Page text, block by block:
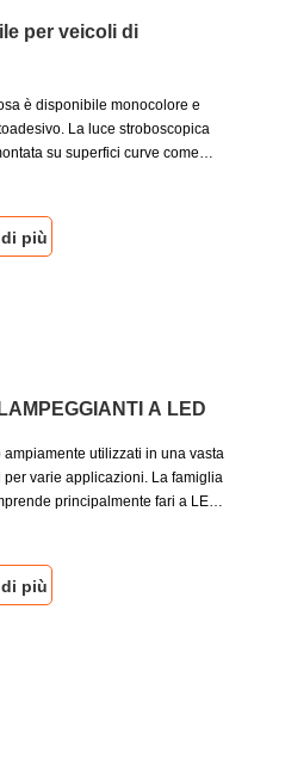
per veicoli di
è disponibile monocolore e
La luce stroboscopica
su superfici curve come
paraurti di spinta, parte
o piedini di supporto della
il supporto di veicoli
più
A LED
ampiamente utilizzati in una vasta
per varie applicazioni. La famiglia
principalmente fari a LED
a LED a basso profilo ha un
si trova relativamente vicino alla
montato.
più